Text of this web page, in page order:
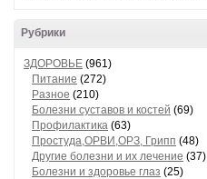
Рубрики
ЗДОРОВЬЕ (961)
Питание (272)
Разное (210)
Болезни суставов и костей (69)
Профилактика (63)
Простуда,ОРВИ,ОРЗ, Грипп (48)
Другие болезни и их лечение (37)
Болезни и здоровье глаз (25)